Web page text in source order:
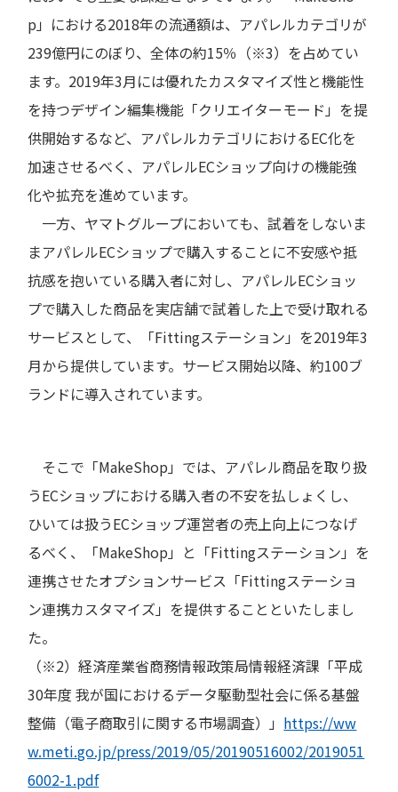
p」における2018年の流通額は、アパレルカテゴリが
239億円にのぼり、全体の約15％（※3）を占めてい
ます。2019年3月には優れたカスタマイズ性と機能性
を持つデザイン編集機能「クリエイターモード」を提
供開始するなど、アパレルカテゴリにおけるEC化を
加速させるべく、アパレルECショップ向けの機能強
化や拡充を進めています。
一方、ヤマトグループにおいても、試着をしないま
まアパレルECショップで購入することに不安感や抵
抗感を抱いている購入者に対し、アパレルECショッ
プで購入した商品を実店舗で試着した上で受け取れる
サービスとして、「Fittingステーション」を2019年3
月から提供しています。サービス開始以降、約100ブ
ランドに導入されています。
そこで「MakeShop」では、アパレル商品を取り扱
うECショップにおける購入者の不安を払しょくし、
ひいては扱うECショップ運営者の売上向上につなげ
るべく、「MakeShop」と「Fittingステーション」を
連携させたオプションサービス「Fittingステーショ
ン連携カスタマイズ」を提供することといたしまし
た。
（※2）経済産業省商務情報政策局情報経済課「平成
30年度 我が国におけるデータ駆動型社会に係る基盤
整備（電子商取引に関する市場調査）」 https://ww
w.meti.go.jp/press/2019/05/20190516002/2019051
6002-1.pdf